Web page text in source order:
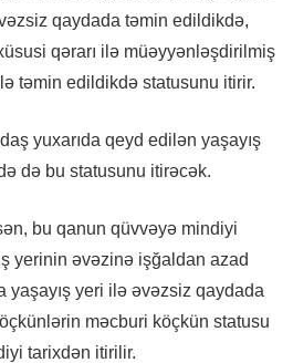
qaydada təmin edildikdə,
qərarı ilə müəyyənləşdirilmiş
təmin edildikdə statusunu itirir.
yuxarıda qeyd edilən yaşayış
də bu statusunu itirəcək.
bu qanun qüvvəyə mindiyi
yerinin əvəzinə işğaldan azad
yaşayış yeri ilə əvəzsiz qaydada
məcburi köçkün statusu
tarixdən itirilir.